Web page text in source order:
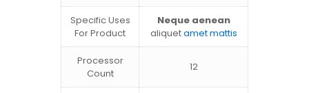
Specific Uses
For Product
Neque aenean
aliquetamet mattis
Processor
Count
12